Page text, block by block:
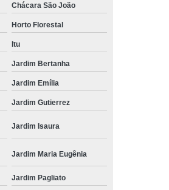
Chácara São João
Horto Florestal
Itu
Jardim Bertanha
Jardim Emília
Jardim Gutierrez
Jardim Isaura
Jardim Maria Eugênia
Jardim Pagliato